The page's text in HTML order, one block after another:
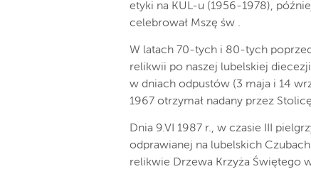
etyki na KUL-u (1956-1978),
celebrował Mszę św .
W latach 70-tych i 80-tych
relikwii po naszej lubelskiej
w dniach odpustów (3 maja i 14
1967 otrzymał nadany przez
Dnia 9.VI 1987 r., w czasie III
odprawianej na lubelskich
relikwie Drzewa Krzyża Świętego